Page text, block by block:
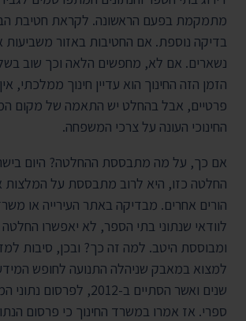
מתמקמת בפעם הראשונה. לקראת חטיבת
בדיקה נוספת. אם החטיבות באזור משביעות
נשארים. אם לא, מחפשים הלאה וכך שוב
הזמן הזה החינוך הוא עדיין חינוך ממלכתי,
פרטיים, אבל בהחלט יש התאמה של מקום
החינוכי העונה על צרכי המשפחה.
אם כך, על מה מתבססת ההחלטה? היום
החלטה כזו, היא לרוב מתבססת על המלצות
הורים אחרים. מבדיקה באתר העירייה או
לוודאי שנתוני בתי הספר, לא יאפשרו
ומבוססת היטב. למה זה כך? ובכן, סיבות
שנים ואשר הסתיים ב-2012,
ספרי. אז אמרו במשרד החינוך כי פרסום